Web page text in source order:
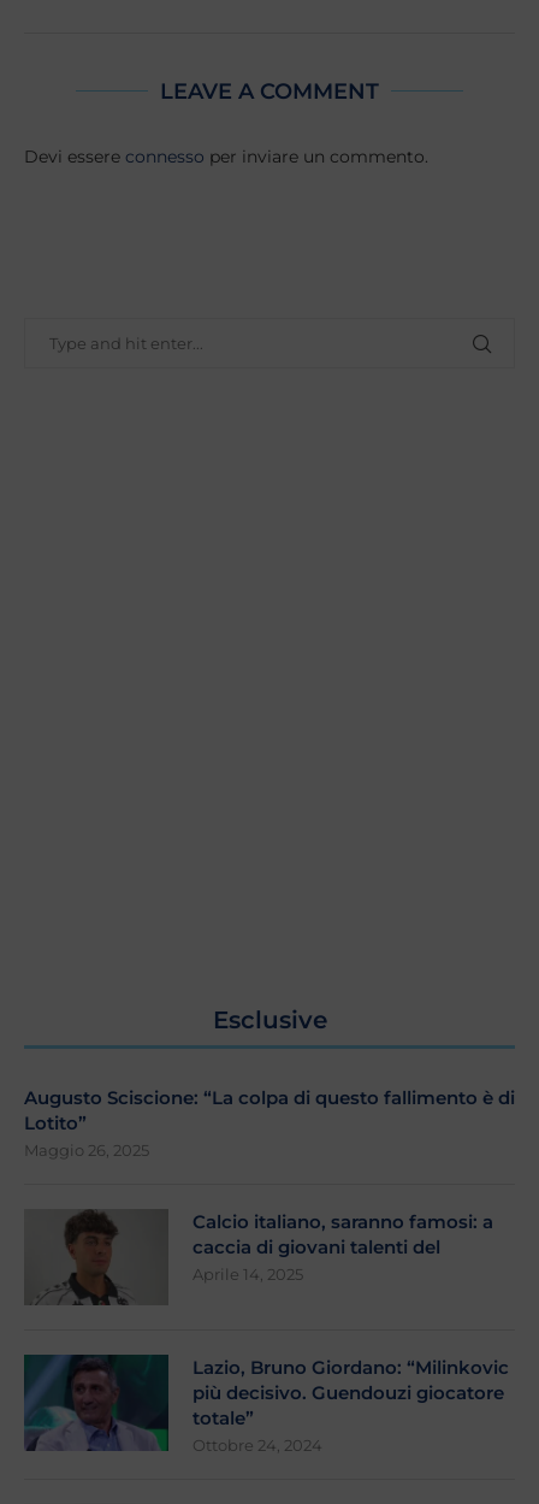
LEAVE A COMMENT
Devi essere connesso per inviare un commento.
Esclusive
Augusto Sciscione: “La colpa di questo fallimento è di
Lotito”
Maggio 26, 2025
Calcio italiano, saranno famosi: a
caccia di giovani talenti del
Aprile 14, 2025
Lazio, Bruno Giordano: “Milinkovic
più decisivo. Guendouzi giocatore
totale”
Ottobre 24, 2024